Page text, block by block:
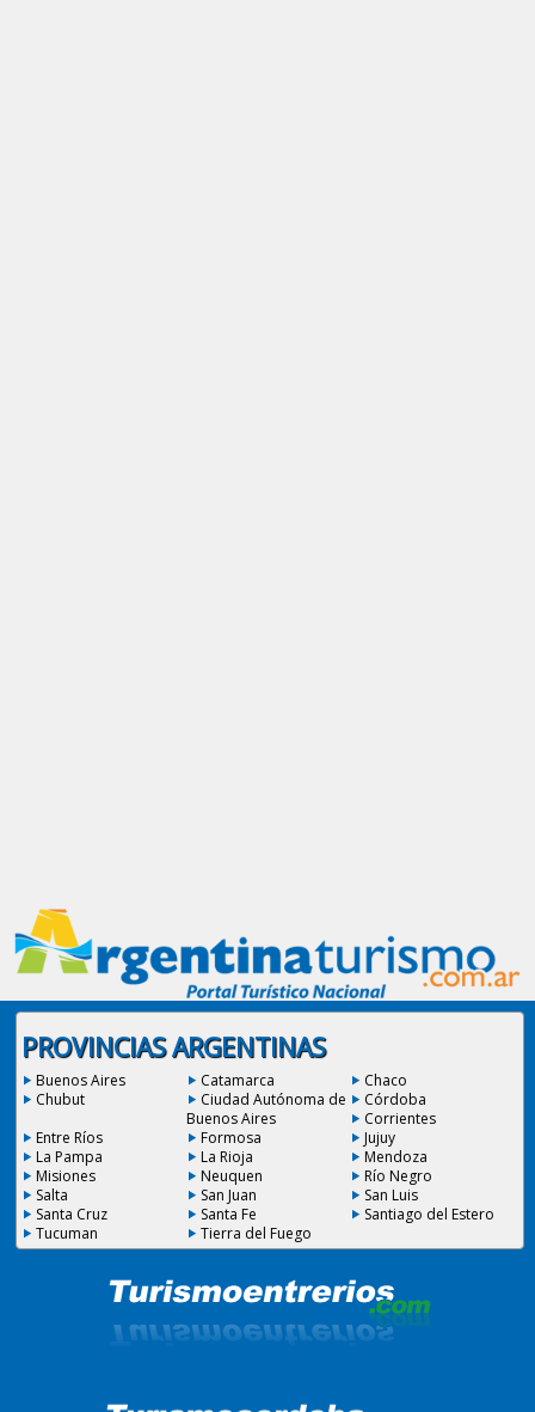
PROVINCIAS ARGENTINAS
Buenos Aires Catamarca
Chaco
Chubut
Ciudad Autónoma de
Buenos Aires
Córdoba
Corrientes
Entre Ríos
Formosa
Jujuy
La Pampa
La Rioja
Mendoza
Misiones
Neuquen
Río Negro
Salta
San Juan
San Luis
Santa Cruz
Santa Fe
Santiago del Estero
Tucuman
Tierra del Fuego